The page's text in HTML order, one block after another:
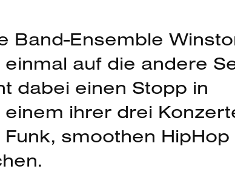
Band-Ensemble
auf die andere
dabei einen Stopp in
ihrer drei
smoothen HipHop